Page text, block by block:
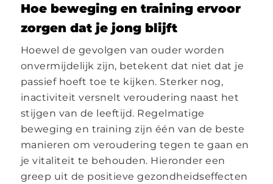
Hoe beweging en training ervoor
zorgen dat je jong blijft
Hoewel de gevolgen van ouder worden
onvermijdelijk zijn, betekent dat niet dat je
passief hoeft toe te kijken. Sterker nog,
inactiviteit versnelt veroudering naast het
stijgen van de leeftijd. Regelmatige
beweging en training zijn één van de beste
manieren om veroudering tegen te gaan en
je vitaliteit te behouden. Hieronder een
greep uit de positieve gezondheidseffecten